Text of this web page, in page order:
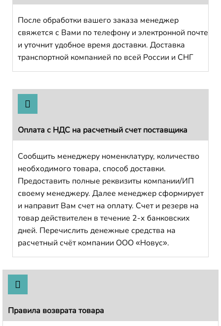
После обработки вашего заказа менеджер
свяжется с Вами по телефону и электронной почте
и уточнит удобное время доставки. Доставка
транспортной компанией по всей России и СНГ
Оплата с НДС на расчетный счет поставщика
Сообщить менеджеру номенклатуру, количество
необходимого товара, способ доставки.
Предоставить полные реквизиты компании/ИП
своему менеджеру. Далее менеджер сформирует
и направит Вам счет на оплату. Счет и резерв на
товар действителен в течение 2-х банковских
дней. Перечислить денежные средства на
расчетный счёт компании ООО «Новус».
Правила возврата товара